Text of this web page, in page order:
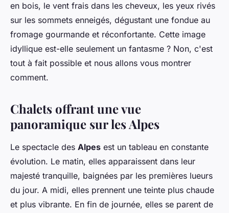
panoramique?
en bois, le vent frais dans les cheveux, les yeux rivés
sur les sommets enneigés, dégustant une fondue au
fromage gourmande et réconfortante. Cette image
idyllique est-elle seulement un fantasme ? Non, c'est
tout à fait possible et nous allons vous montrer
comment.
Chalets offrant une vue
panoramique sur les Alpes
Le spectacle des Alpes est un tableau en constante
évolution. Le matin, elles apparaissent dans leur
majesté tranquille, baignées par les premières lueurs
du jour. A midi, elles prennent une teinte plus chaude
et plus vibrante. En fin de journée, elles se parent de